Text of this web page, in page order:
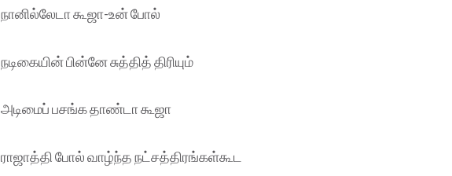
நானில்லேடா கூஜா-உன் போல்
நடிகையின் பின்னே சுத்தித் திரியும்
அடிமைப் பசங்க தாண்டா கூஜா
ராஜாத்தி போல் வாழ்ந்த நட்சத்திரங்கள்கூட